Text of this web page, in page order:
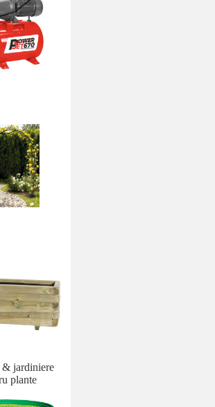
& jardiniere
plante